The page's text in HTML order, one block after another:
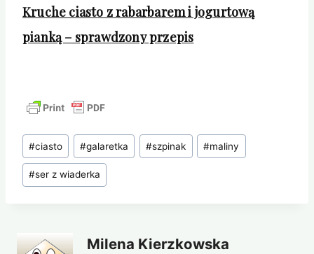
Kruche ciasto z rabarbarem i jogurtową
pianką – sprawdzony przepis
Tagi
wpisu:
#ciasto #galaretka #szpinak #maliny
#ser z wiaderka
Milena Kierzkowska